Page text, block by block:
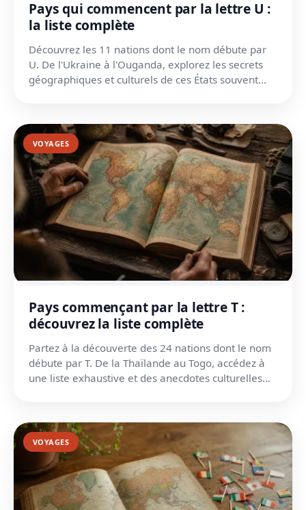
Pays qui commencent par la lettre U :
la liste complète
Découvrez les 11 nations dont le nom débute par
U. De l'Ukraine à l'Ouganda, explorez les secrets
géographiques et culturels de ces États souvent
VOYAGES
Pays commençant par la lettre T :
découvrez la liste complète
Partez à la découverte des 24 nations dont le nom
débute par T. De la Thaïlande au Togo, accédez à
une liste exhaustive et des anecdotes culturelles
VOYAGES